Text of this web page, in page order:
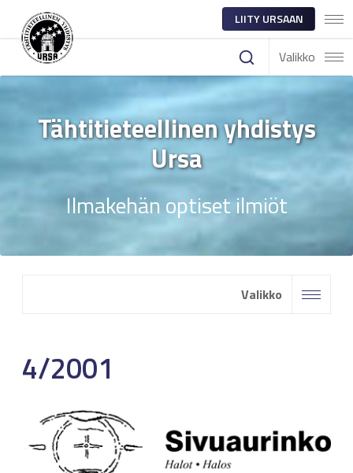
LIITY URSAAN
Valikko
Tähtitieteellinen yhdistys
Ursa
Ilmakehän optiset ilmiöt
Valikko
4/2001